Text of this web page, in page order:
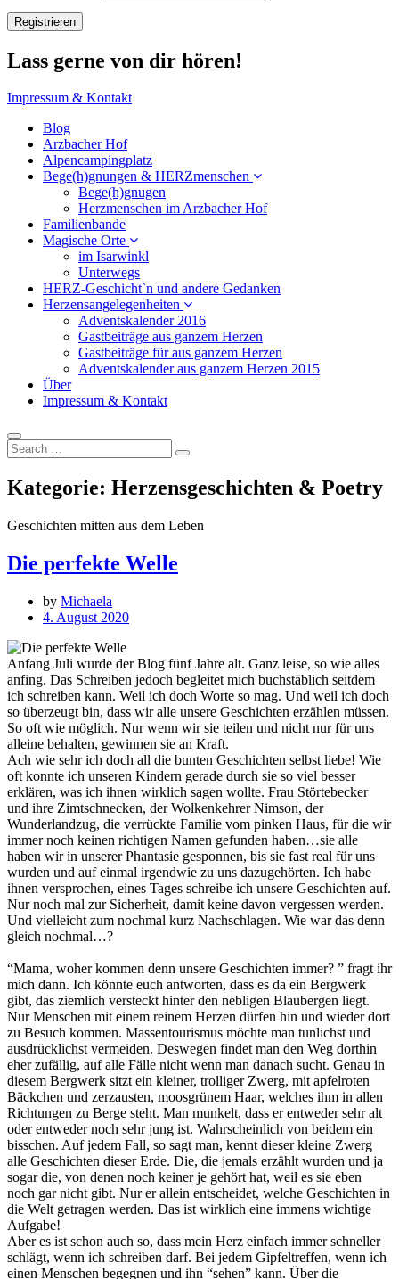
Lass gerne von dir hören!
Impressum & Kontakt
Blog
Arzbacher Hof
Alpencampingplatz
Bege(h)gnungen & HERZmenschen
Bege(h)gnugen
Herzmenschen im Arzbacher Hof
Familienbande
Magische Orte
im Isarwinkl
Unterwegs
HERZ-Geschicht`n und andere Gedanken
Herzensangelegenheiten
Adventskalender 2016
Gastbeiträge aus ganzem Herzen
Gastbeiträge für aus ganzem Herzen
Adventskalender aus ganzem Herzen 2015
Über
Impressum & Kontakt
Kategorie: Herzensgeschichten & Poetry
Geschichten mitten aus dem Leben
Die perfekte Welle
by Michaela
4. August 2020
Anfang Juli wurde der Blog fünf Jahre alt. Ganz leise, so wie alles
anfing. Das Schreiben jedoch begleitet mich buchstäblich seitdem
ich schreiben kann. Weil ich doch Worte so mag. Und weil ich doch
so überzeugt bin, dass wir alle unsere Geschichten erzählen müssen.
So oft wie möglich. Nur wenn wir sie teilen und nicht nur für uns
alleine behalten, gewinnen sie an Kraft.
Ach wie sehr ich doch all die bunten Geschichten selbst liebe! Wie
oft konnte ich unseren Kindern gerade durch sie so viel besser
erklären, was ich ihnen wirklich sagen wollte. Frau Störtebecker
und ihre Zimtschnecken, der Wolkenkehrer Nimson, der
Wunderlandzug, die verrückte Familie vom pinken Haus, für die wir
immer noch keinen richtigen Namen gefunden haben…sie alle
haben wir in unserer Phantasie gesponnen, bis sie fast real für uns
wurden und auf einmal irgendwie zu uns dazugehörten. Ich habe
ihnen versprochen, eines Tages schreibe ich unsere Geschichten auf.
Nur noch mal zur Sicherheit, damit keine davon vergessen werden.
Und vielleicht zum nochmal kurz Nachschlagen. Wie war das denn
gleich nochmal…?
“Mama, woher kommen denn unsere Geschichten immer? ” fragt ihr
mich dann. Ich könnte euch antworten, dass es da ein Bergwerk
gibt, das ziemlich versteckt hinter den nebligen Blaubergen liegt.
Nur Menschen mit einem reinem Herzen dürfen hin und wieder dort
zu Besuch kommen. Massentourismus möchte man tunlichst und
ausdrücklichst vermeiden. Deswegen findet man den Weg dorthin
eher zufällig, auf alle Fälle nicht wenn man danach sucht. Genau in
diesem Bergwerk sitzt ein kleiner, trolliger Zwerg, mit apfelroten
Bäckchen und zerzausten, moosgrünem Haar, welches ihm in allen
Richtungen zu Berge steht. Man munkelt, dass er entweder sehr alt
oder entweder noch sehr jung ist. Wahrscheinlich von beidem ein
bisschen. Auf jedem Fall, so sagt man, kennt dieser kleine Zwerg
alle Geschichten dieser Erde. Die, die jemals erzählt wurden und ja
sogar die, von denen noch keiner je gehört hat, weil es sie eben
noch gar nicht gibt. Nur er allein entscheidet, welche Geschichten in
die Welt getragen werden. Das ist wirklich eine immens wichtige
Aufgabe!
Aber es ist schon auch so, dass mein Herz einfach immer schneller
schlägt, wenn ich schreiben darf. Bei jedem Gipfeltreffen, wenn ich
einen Menschen begegnen und ihn “sehen” kann. Über die